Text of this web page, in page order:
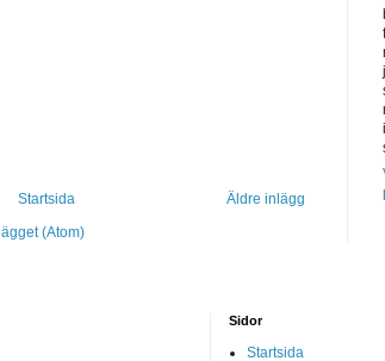
Äldre inlägg
Startsida
(Atom)
Sidor
Startsida